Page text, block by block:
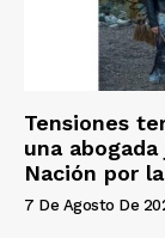
Tensiones
una
Nación por
7 De Agosto De